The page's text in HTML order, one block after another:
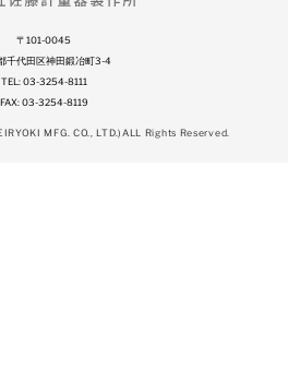
規格品）
〒101-0045
千代田区神田鍛冶町3-4
TEL: 03-3254-8111
FAX: 03-3254-8119
MFG. CO., LTD.)ALL Rights Reserved.